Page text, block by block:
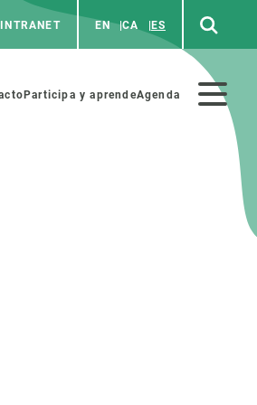
INTRANET EN CA ES
Participa y aprendeAgenda